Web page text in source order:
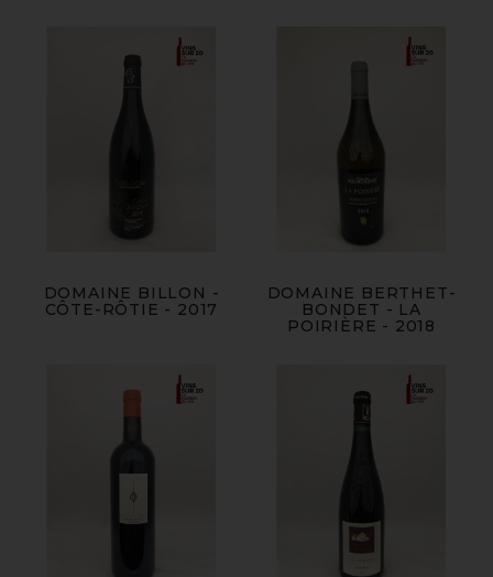
DOMAINE BILLON -
CÔTE-RÔTIE - 2017
DOMAINE BERTHET-
BONDET - LA
POIRIÈRE - 2018